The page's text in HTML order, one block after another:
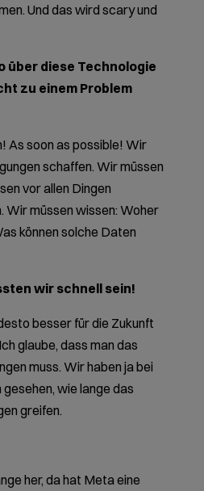
Und das wird scary und
über diese Technologie
zu einem Problem
As soon as possible! Wir
schaffen. Wir müssen
vor allen Dingen
Wir müssen wissen: Woher
können solche Daten
wir schnell sein!
besser für die Zukunft
glaube, dass man das
muss. Wir haben ja bei
wie lange das
greifen.
her, da hat Meta eine